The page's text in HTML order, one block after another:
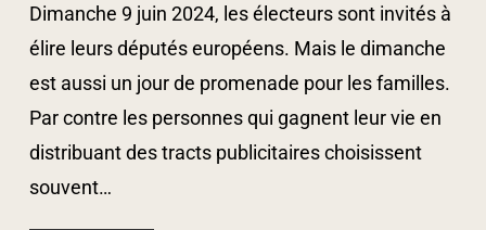
Dimanche 9 juin 2024, les électeurs sont invités à
élire leurs députés européens. Mais le dimanche
est aussi un jour de promenade pour les familles.
Par contre les personnes qui gagnent leur vie en
distribuant des tracts publicitaires choisissent
souvent…